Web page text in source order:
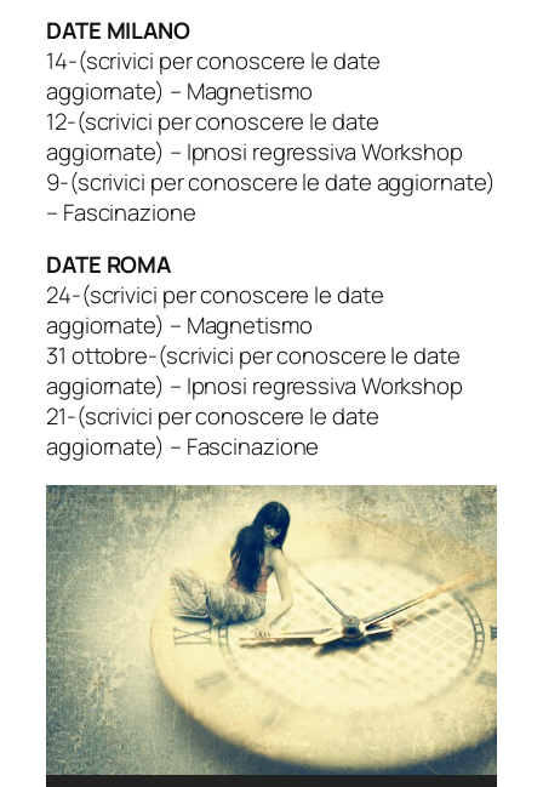
DATE MILANO
14-(scrivici per conoscere le date
aggiornate) – Magnetismo
12-(scrivici per conoscere le date
aggiornate) – Ipnosi regressiva Workshop
9-(scrivici per conoscere le date aggiornate)
– Fascinazione
DATE ROMA
24-(scrivici per conoscere le date
aggiornate) – Magnetismo
31 ottobre-(scrivici per conoscere le date
aggiornate) – Ipnosi regressiva Workshop
21-(scrivici per conoscere le date
aggiornate) – Fascinazione
Video
Player